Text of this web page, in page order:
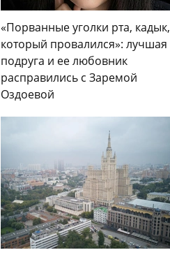
«Порванные уголки рта, кадык,
который провалился»: лучшая
подруга и ее любовник
расправились с Заремой
Оздоевой